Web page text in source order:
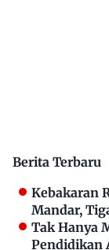
Berita Terbaru
Kebakaran
Mandar,
Tak Hanya
Pendidikan